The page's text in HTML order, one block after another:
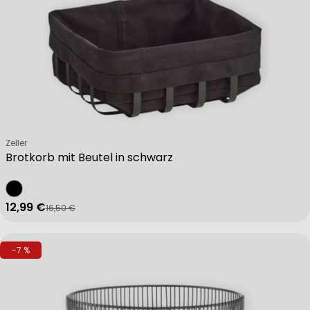
Brotkorb mit Beutel in schwarz
Verkäufer:
Zeller
Verkaufspreis
12,99 €
Regulärer Preis
16,50 €
-7 %